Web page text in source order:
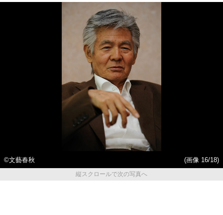
©文藝春秋
(画像 16/18)
縦スクロールで次の写真へ